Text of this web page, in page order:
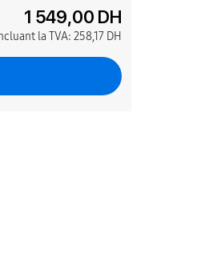
1 549,00 DH
la TVA: 258,17 DH